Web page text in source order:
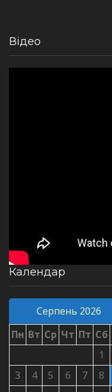
Відео
Календар
Серпень 2026
Пн Вт Ср Чт Пт Сб
1
3
4 5 6 7 8